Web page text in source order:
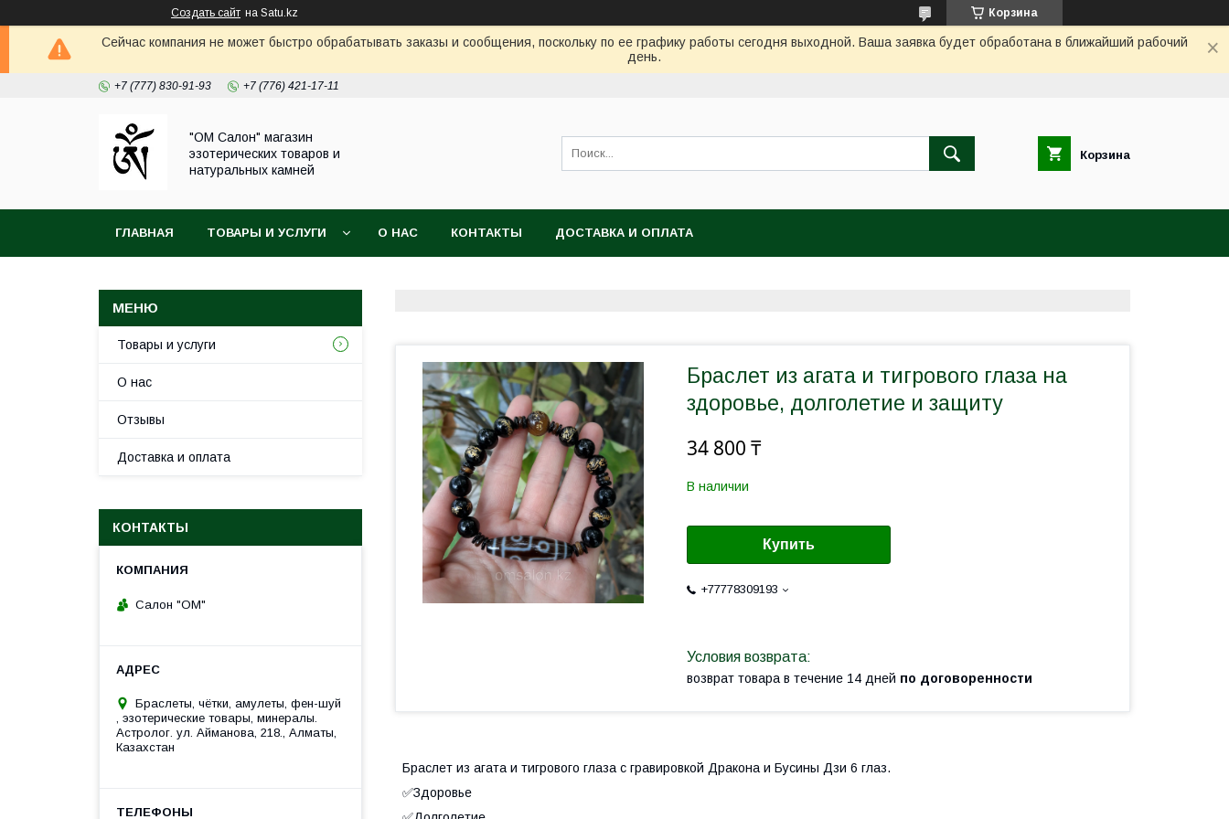
Создать сайт на Satu.kz Корзина
Сейчас компания не может быстро обрабатывать заказы и сообщения, поскольку по ее графику работы сегодня выходной. Ваша заявка будет обработана в ближайший рабочий
день.
+7 (777) 830-91-93 +7 (776) 421-17-11
"ОМ Салон" магазин
эзотерических товаров и
натуральных камней
Корзина
ГЛАВНАЯ ТОВАРЫ И УСЛУГИ О НАС КОНТАКТЫ ДОСТАВКА И ОПЛАТА
Браслет из агата и тигрового глаза на
здоровье, долголетие и защиту
34 800 ₸
В наличии
Купить
+77778309193
возврат товара в течение 14 дней по договоренности
Браслет из агата и тигрового глаза с гравировкой Дракона и Бусины Дзи 6 глаз.
✅Здоровье
Товары и услуги
О нас
Отзывы
Доставка и оплата
КОНТАКТЫ
Салон "ОМ"
Браслеты, чётки, амулеты, фен-шуй
, эзотерические товары, минералы.
Астролог. ул. Айманова, 218., Алматы,
Казахстан